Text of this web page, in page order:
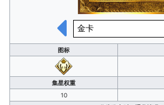
图标
集星权重
10